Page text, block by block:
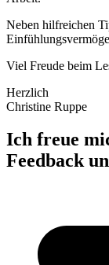
Neben hilfreichen
Viel Freude beim
Herzlich
Christine Ruppe
Ich freue
Feedback